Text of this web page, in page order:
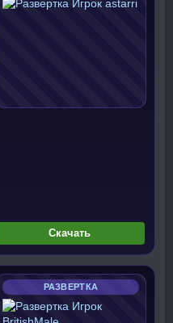
Скачать
РАЗВЕРТКА